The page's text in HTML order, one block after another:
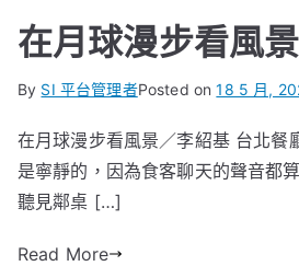
在月球漫步看風
By SI 平台管理者Posted on18 5 月,
在月球漫步看風景／李紹基 台北餐
是寧靜的，因為食客聊天的聲音都
聽見鄰桌 […]
Read More